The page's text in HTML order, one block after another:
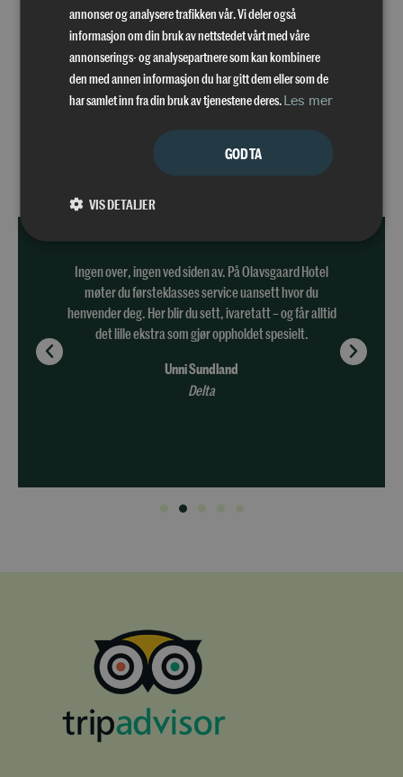
varme favoritter, samt søte desserter for både små
og store. Dette er søndagshygge med smak av jul – en
opplevelse for hele familien.
Dette sier våre gjester
Ingen over, ingen ved siden av. På Olavsgaard Hotel
møter du førsteklasses service uansett hvor du
henvender deg. Her blir du sett, ivaretatt – og får alltid
det lille ekstra som gjør oppholdet spesielt.
Unni Sundland
Delta
annonser og analysere trafikken vår. Vi deler også
informasjon om din bruk av nettstedet vårt med våre
annonserings- og analysepartnere som kan kombinere
den med annen informasjon du har gitt dem eller som de
har samlet inn fra din bruk av tjenestene deres.
Les mer
GODTA
VIS DETALJER